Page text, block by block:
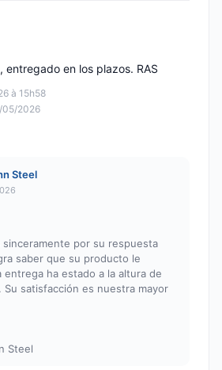
à 15h58
05/2026
entregado en los plazos. RAS
Steel
sinceramente por su respuesta
saber que su producto le
entrega ha estado a la altura de
Su satisfacción es nuestra mayor
Steel